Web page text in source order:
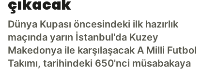
çıkacak
Dünya Kupası öncesindeki ilk hazırlık
maçında yarın İstanbul'da Kuzey
Makedonya ile karşılaşacak A Milli Futbol
Takımı, tarihindeki 650'nci müsabakaya